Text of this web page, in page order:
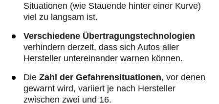
Situationen (wie Stauende hinter einer Kurve)
viel zu langsam ist.
Verschiedene Übertragungstechnologien
verhindern derzeit, dass sich Autos aller
Hersteller untereinander warnen können.
Die Zahl der Gefahrensituationen, vor denen
gewarnt wird, variiert je nach Hersteller
zwischen zwei und 16.